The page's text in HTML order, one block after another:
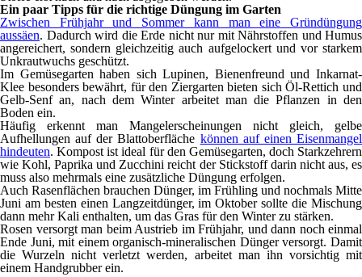
Ein paar Tipps für die richtige Düngung im Garten
Zwischen Frühjahr und Sommer kann man eine Gründüngung
aussäen. Dadurch wird die Erde nicht nur mit Nährstoffen und Humus
angereichert, sondern gleichzeitig auch aufgelockert und vor starkem
Unkrautwuchs geschützt.
Im Gemüsegarten haben sich Lupinen, Bienenfreund und Inkarnat-
Klee besonders bewährt, für den Ziergarten bieten sich Öl-Rettich und
Gelb-Senf an, nach dem Winter arbeitet man die Pflanzen in den
Boden ein.
Häufig erkennt man Mangelerscheinungen nicht gleich, gelbe
Aufhellungen auf der Blattoberfläche können auf einen Eisenmangel
hindeuten. Kompost ist ideal für den Gemüsegarten, doch Starkzehrern
wie Kohl, Paprika und Zucchini reicht der Stickstoff darin nicht aus, es
muss also mehrmals eine zusätzliche Düngung erfolgen.
Auch Rasenflächen brauchen Dünger, im Frühling und nochmals Mitte
Juni am besten einen Langzeitdünger, im Oktober sollte die Mischung
dann mehr Kali enthalten, um das Gras für den Winter zu stärken.
Rosen versorgt man beim Austrieb im Frühjahr, und dann noch einmal
Ende Juni, mit einem organisch-mineralischen Dünger versorgt. Damit
die Wurzeln nicht verletzt werden, arbeitet man ihn vorsichtig mit
einem Handgrubber ein.